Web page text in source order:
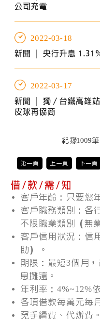
公司充電
2022-03-18
新聞 |央行升息 1.31
2022-03-17
新聞 |獨／台鐵高雄
皮球再協商
紀錄1009
第一頁 上一頁 下一頁
借 / 款 / 需 / 知
客戶年齡：只要您
客戶職務類別：各
不限職業類別（無
客戶信用狀況：信
助）。
期限：最短3個月
息攤還。
年利率：4%~12%
各項借款每萬元每
免手續費、代辦費。